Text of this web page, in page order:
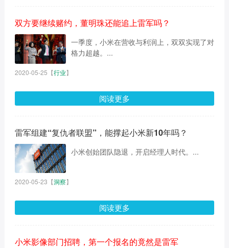
双方要继续赌约，董明珠还能追上雷军吗？
一季度，小米在营收与利润上，双双实现了对
格力超越。...
2020-05-25 【行业】
阅读更多
雷军组建“复仇者联盟”，能撑起小米新10年吗？
小米创始团队隐退，开启经理人时代。...
2020-05-23 【洞察】
阅读更多
小米影像部门招聘，第一个报名的竟然是雷军